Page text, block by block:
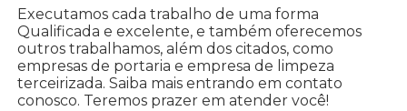
Executamos cada trabalho de uma forma
Qualificada e excelente, e também oferecemos
outros trabalhamos, além dos citados, como
empresas de portaria e empresa de limpeza
terceirizada. Saiba mais entrando em contato
conosco. Teremos prazer em atender você!